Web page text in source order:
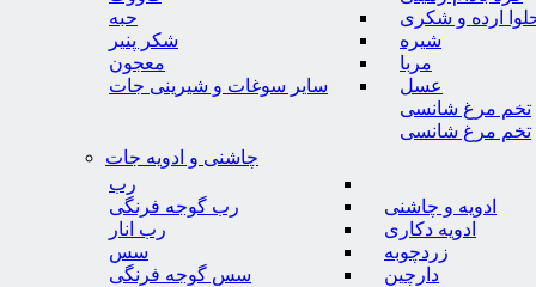
ارده و شکری
شیره
مربا
عسل
تخم مرغ شانسی
تخم مرغ شانسی
حبه
شکر پنیر
معجون
سایر سوغات و شیرینی جات
چاشنی و ادویه جات
ادویه و چاشنی
ادویه دکاری
زردچوبه
دارچین
رب
رب گوجه فرنگی
رب انار
سس
سس گوجه فرنگی